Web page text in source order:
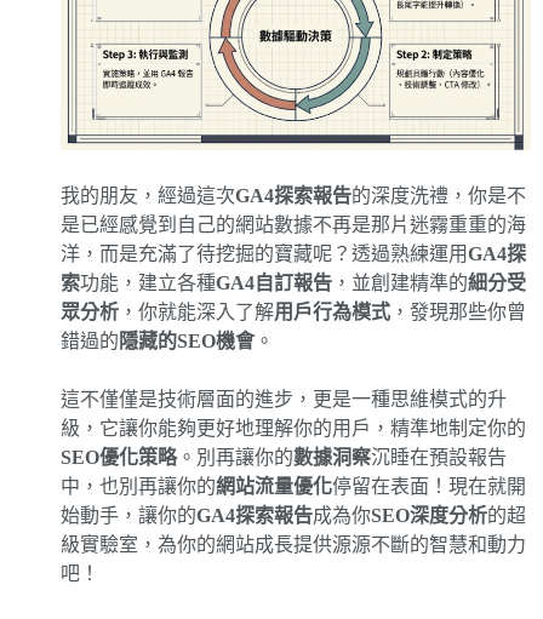
我的朋友，經過這次GA4探索報告的深度洗禮，你是不
是已經感覺到自己的網站數據不再是那片迷霧重重的海
洋，而是充滿了待挖掘的寶藏呢？透過熟練運用GA4探
索功能，建立各種GA4自訂報告 ，並創建精準的細分受
眾分析 ，你就能深入了解用戶行為模式 ，發現那些你曾
錯過的 隱藏的SEO機會。
這不僅僅是技術層面的進步，更是一種思維模式的升
級，它讓你能夠更好地理解你的用戶，精準地制定你的
SEO優化策略。別再讓你的數據洞察沉睡在預設報告
中，也別再讓你的網站流量優化停留在表面！現在就開
始動手，讓你的GA4探索報告成為你SEO深度分析的超
級實驗室，為你的網站成長提供源源不斷的智慧和動力
吧！